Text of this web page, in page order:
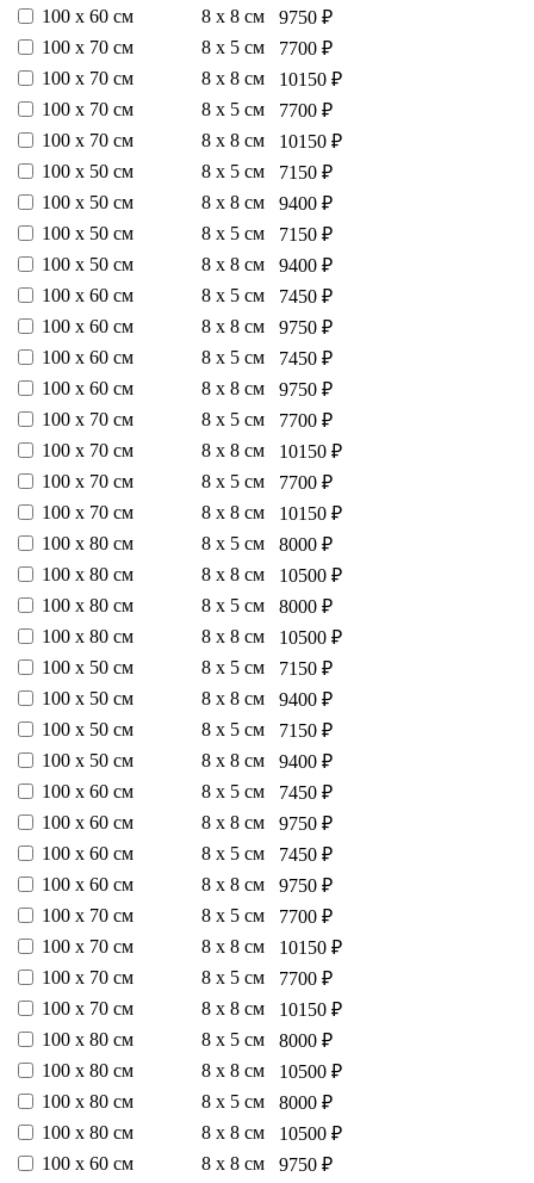
100 х 60 см
8 х 8 см
9750 ₽
100 х 70 см
8 х 5 см
7700 ₽
100 х 70 см
8 х 8 см
10150 ₽
100 х 70 см
8 х 5 см
7700 ₽
100 х 70 см
8 х 8 см
10150 ₽
100 х 50 см
8 х 5 см
7150 ₽
100 х 50 см
8 х 8 см
9400 ₽
100 х 50 см
8 х 5 см
7150 ₽
100 х 50 см
8 х 8 см
9400 ₽
100 х 60 см
8 х 5 см
7450 ₽
100 х 60 см
8 х 8 см
9750 ₽
100 х 60 см
8 х 5 см
7450 ₽
100 х 60 см
8 х 8 см
9750 ₽
100 х 70 см
8 х 5 см
7700 ₽
100 х 70 см
8 х 8 см
10150 ₽
100 х 70 см
8 х 5 см
7700 ₽
100 х 70 см
8 х 8 см
10150 ₽
100 х 80 см
8 х 5 см
8000 ₽
100 х 80 см
8 х 8 см
10500 ₽
100 х 80 см
8 х 5 см
8000 ₽
100 х 80 см
8 х 8 см
10500 ₽
100 х 50 см
8 х 5 см
7150 ₽
100 х 50 см
8 х 8 см
9400 ₽
100 х 50 см
8 х 5 см
7150 ₽
100 х 50 см
8 х 8 см
9400 ₽
100 х 60 см
8 х 5 см
7450 ₽
100 х 60 см
8 х 8 см
9750 ₽
100 х 60 см
8 х 5 см
7450 ₽
100 х 60 см
8 х 8 см
9750 ₽
100 х 70 см
8 х 5 см
7700 ₽
100 х 70 см
8 х 8 см
10150 ₽
100 х 70 см
8 х 5 см
7700 ₽
100 х 70 см
8 х 8 см
10150 ₽
100 х 80 см
8 х 5 см
8000 ₽
100 х 80 см
8 х 8 см
10500 ₽
100 х 80 см
8 х 5 см
8000 ₽
100 х 80 см
8 х 8 см
10500 ₽
100 х 60 см
8 х 8 см
9750 ₽